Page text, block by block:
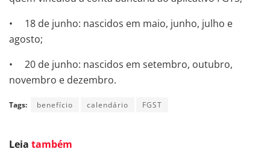
• 18 de junho: nascidos em maio, junho, julho e
agosto;
• 20 de junho: nascidos em setembro, outubro,
novembro e dezembro.
Tags: benefício calendário FGST
Leia também